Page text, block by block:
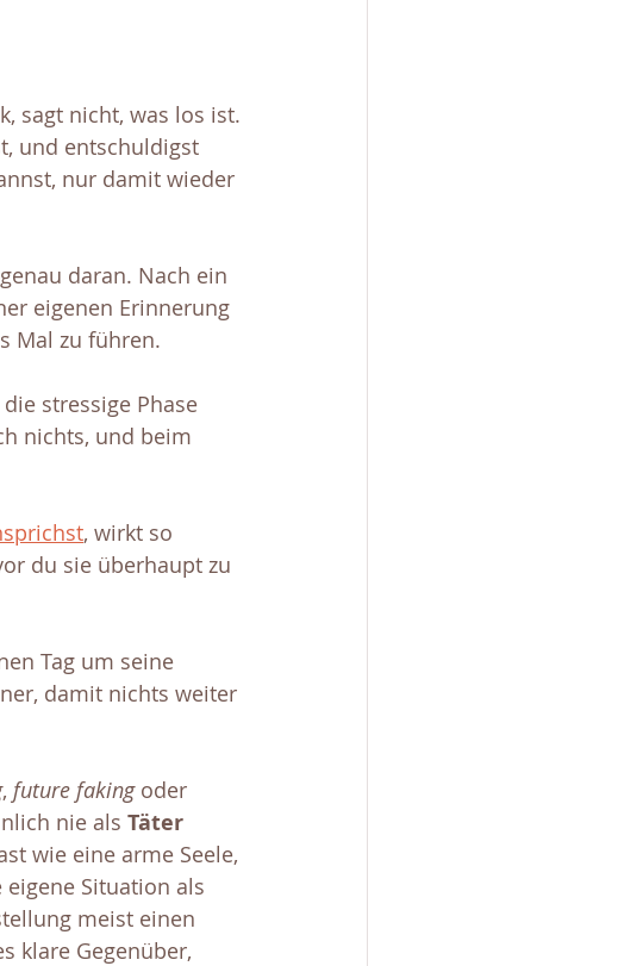
sagt nicht, was los ist.
und entschuldigst
nur damit wieder
daran. Nach ein
eigenen Erinnerung
Mal zu führen.
stressige Phase
nichts, und beim
, wirkt so
du sie überhaupt zu
Tag um seine
damit nichts weiter
, future faking oder
nie als Täter
wie eine arme Seele,
Situation als
meist einen
klare Gegenüber,